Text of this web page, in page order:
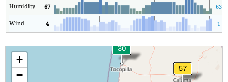
Humidity 67 63
Wind 4 1
+
−